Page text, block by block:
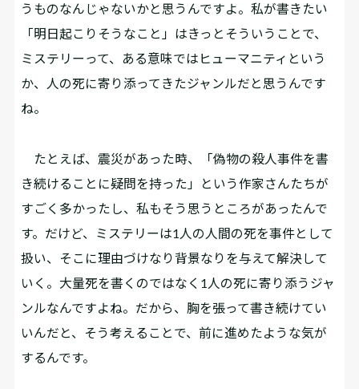
うものなんじゃないかと思うんですよ。私が書きたい
「明日起こりそうなこと」はきっとそういうことで、
ミステリーって、ある意味ではヒューマニティという
か、人の死に寄り添ってきたジャンルだと思うんです
ね。
たとえば、震災があった時、「偽物の殺人事件を書
き続けることに疑問を持った」という作家さんたちが
すごく多かったし、私もそう思うところがあったんで
す。だけど、ミステリーは1人の人間の死を事件として
扱い、そこに理由づけなり背景なりを与えて解決して
いく。大量死を書くのではなく1人の死に寄り添うジャ
ンルなんですよね。だから、胸を張って書き続けてい
いんだと、そう考えることで、前に進めたような気が
するんです。